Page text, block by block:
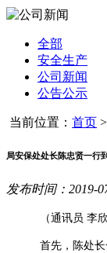
全部
安全生产
公司新闻
公告公示
当前位置： 首页 >
局安保处处长陈忠贤一行
发布时间：2019-
（通讯员 李欣
首先，陈处